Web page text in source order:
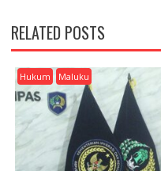
I
G
A
T
O
RELATED POSTS
Hukum Maluku